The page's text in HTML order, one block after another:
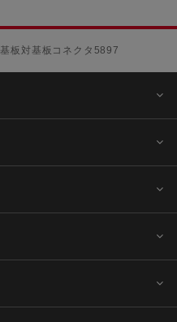
基板対基板コネクタ 5897